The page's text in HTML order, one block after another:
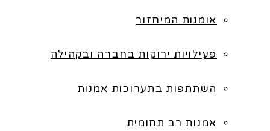
אומנות המיחזור
פעילויות ירוקות בחברה ובקהילה
השתתפות בתערוכות אמנות
אמנות רב תחומית